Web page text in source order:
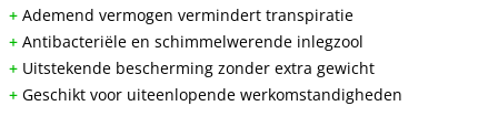
+ Ademend vermogen vermindert transpiratie
+ Antibacteriële en schimmelwerende inlegzool
+ Uitstekende bescherming zonder extra gewicht
+ Geschikt voor uiteenlopende werkomstandigheden